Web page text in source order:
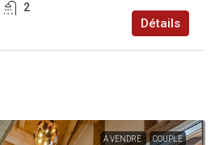
2
Détails
A VENDRE COUPLE